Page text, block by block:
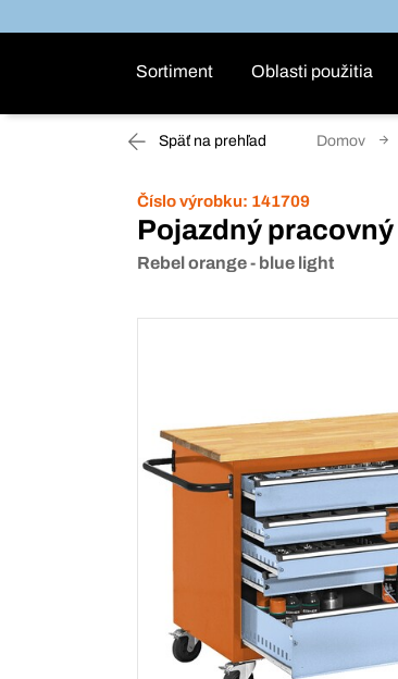
Sortiment Oblasti použitia
Späť na prehľad Domov
Číslo výrobku: 141709
Pojazdný
Rebel orange - blue light